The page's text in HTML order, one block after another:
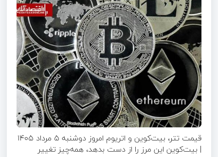
قیمت تتر، بیت‌کوین و اتریوم امروز دوشنبه ۵ مرداد ۱۴۰۵
| بیت‌کوین این مرز را از دست بدهد، همه‌چیز تغییر